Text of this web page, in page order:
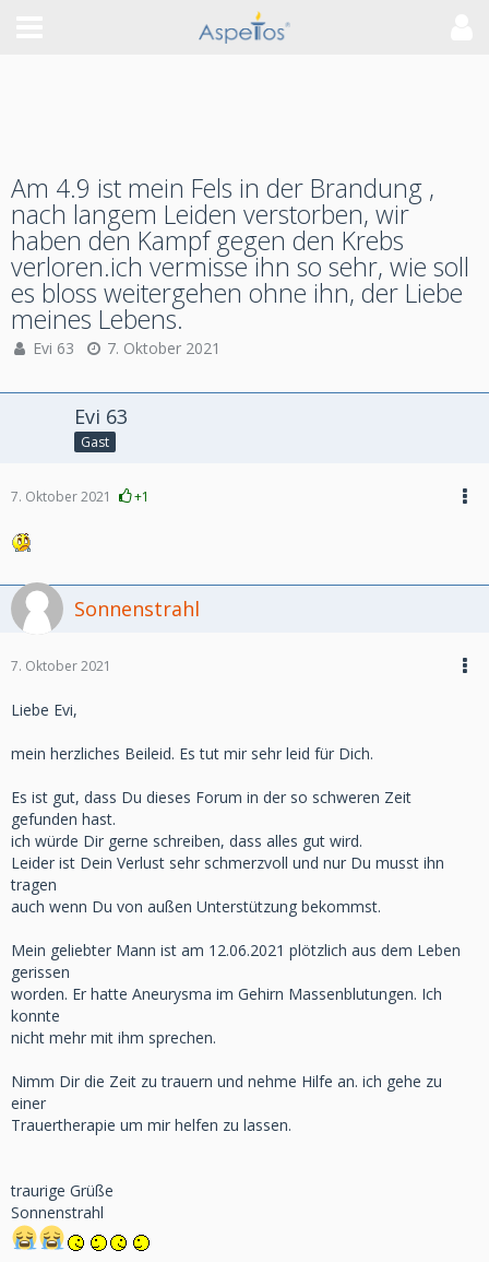
Am 4.9 ist mein Fels in der Brandung ,
nach langem Leiden verstorben, wir
haben den Kampf gegen den Krebs
verloren.ich vermisse ihn so sehr, wie soll
es bloss weitergehen ohne ihn, der Liebe
meines Lebens.
Evi 63 7. Oktober 2021
Evi 63
Gast
7. Oktober 2021 +1
Sonnenstrahl
7. Oktober 2021
Liebe Evi,
mein herzliches Beileid. Es tut mir sehr leid für Dich.
Es ist gut, dass Du dieses Forum in der so schweren Zeit
gefunden hast.
ich würde Dir gerne schreiben, dass alles gut wird.
Leider ist Dein Verlust sehr schmerzvoll und nur Du musst ihn
tragen
auch wenn Du von außen Unterstützung bekommst.
Mein geliebter Mann ist am 12.06.2021 plötzlich aus dem Leben
gerissen
worden. Er hatte Aneurysma im Gehirn Massenblutungen. Ich
konnte
nicht mehr mit ihm sprechen.
Nimm Dir die Zeit zu trauern und nehme Hilfe an. ich gehe zu
einer
Trauertherapie um mir helfen zu lassen.
traurige Grüße
Sonnenstrahl